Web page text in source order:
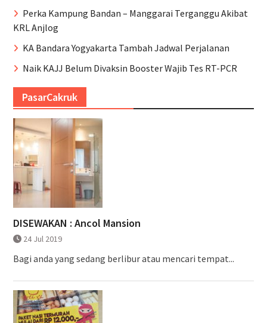
Perka Kampung Bandan – Manggarai Terganggu Akibat
KRL Anjlog
KA Bandara Yogyakarta Tambah Jadwal Perjalanan
Naik KAJJ Belum Divaksin Booster Wajib Tes RT-PCR
PasarCakruk
DISEWAKAN : Ancol Mansion
24 Jul 2019
Bagi anda yang sedang berlibur atau mencari tempat...